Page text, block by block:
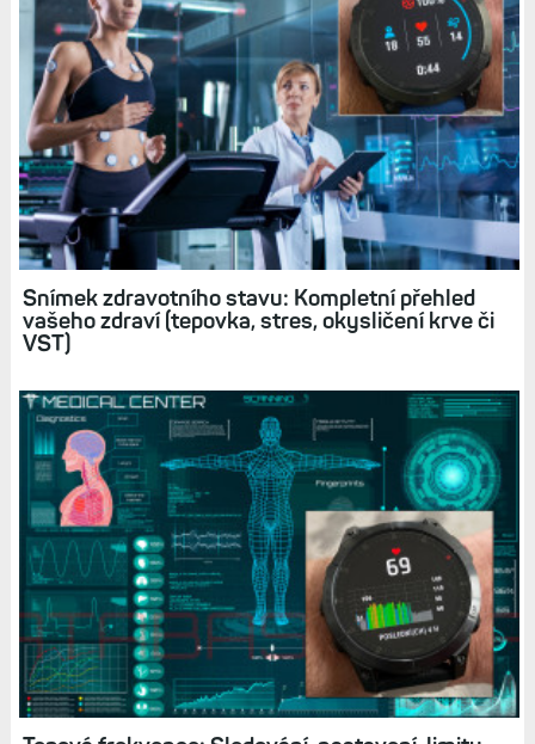
Související články
Snímek zdravotního stavu: Kompletní přehled
vašeho zdraví (tepovka, stres, okysličení krve či
VST)